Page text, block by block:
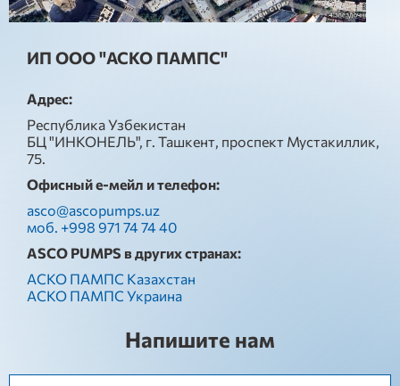
ИП ООО "АСКО ПАМПС"
Адрес:
Республика Узбекистан
БЦ "ИНКОНЕЛЬ", г. Ташкент, проспект Мустакиллик,
75.
Офисный е-мейл и телефон:
asco@ascopumps.uz
моб. +998 971 74 74 40
ASCO PUMPS в других странах:
АСКО ПАМПС Казахстан
АСКО ПАМПС Украина
Напишите нам